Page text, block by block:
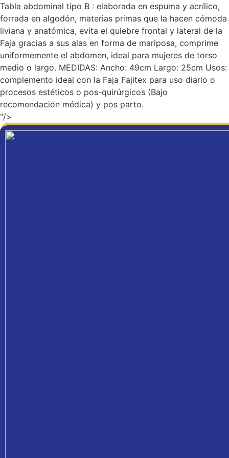
Tabla abdominal tipo B : elaborada en espuma y acrílico,
forrada en algodón, materias primas que la hacen cómoda
liviana y anatómica, evita el quiebre frontal y lateral de la
Faja gracias a sus alas en forma de mariposa, comprime
uniformemente el abdomen, ideal para mujeres de torso
medio o largo. MEDIDAS: Ancho: 49cm Largo: 25cm Usos:
complemento ideal con la Faja Fajitex para uso diario o
procesos estéticos o pos-quirúrgicos (Bajo
recomendación médica) y pos parto.
"/>